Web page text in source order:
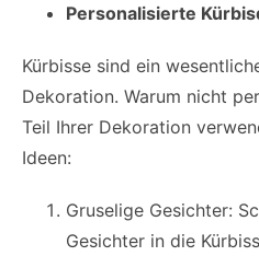
Personalisierte
Kürbisse sind ein
Dekoration. Warum nicht
Teil Ihrer Dekoration
Ideen:
Gruselige Gesichter:
Gesichter in die